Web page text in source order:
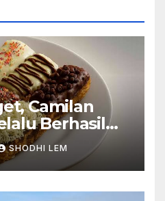
Camilan
Berhasil
Kebahagiaan
SHODHI LEM